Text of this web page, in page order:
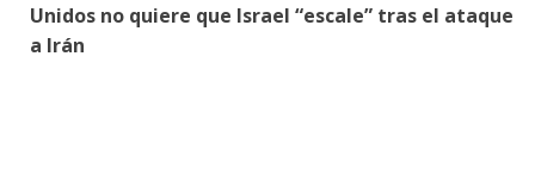
Unidos no quiere que Israel “escale” tras el ataque
a Irán